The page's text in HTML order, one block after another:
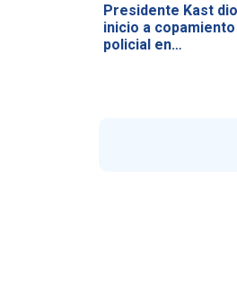
Presidente Kast dio
inicio a copamiento
policial en…